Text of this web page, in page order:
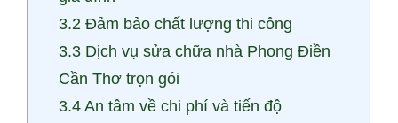
3.2 Đảm bảo chất lượng thi công
3.3 Dịch vụ sửa chữa nhà Phong Điền
Cần Thơ trọn gói
3.4 An tâm về chi phí và tiến độ